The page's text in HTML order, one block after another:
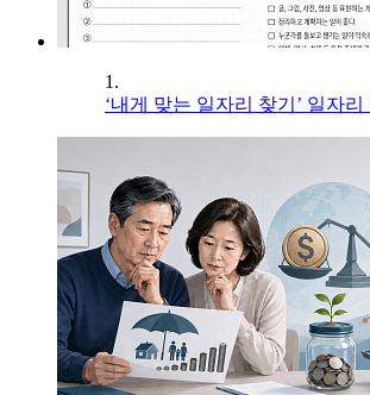
1.
‘내게 맞는 일자리 찾기’ 일자리